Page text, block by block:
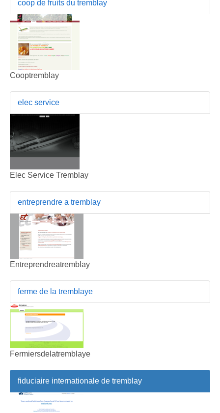
coop de fruits du tremblay
Cooptremblay
elec service
Elec Service Tremblay
entreprendre a tremblay
Entreprendreatremblay
ferme de la tremblaye
Fermiersdelatremblaye
fiduciaire internationale de tremblay